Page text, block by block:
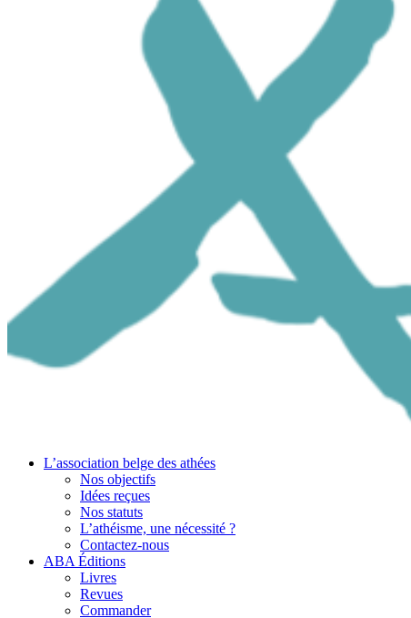
L’association belge des athées
Nos objectifs
Idées reçues
Nos statuts
L’athéisme, une nécessité ?
Contactez-nous
ABA Éditions
Livres
Revues
Commander